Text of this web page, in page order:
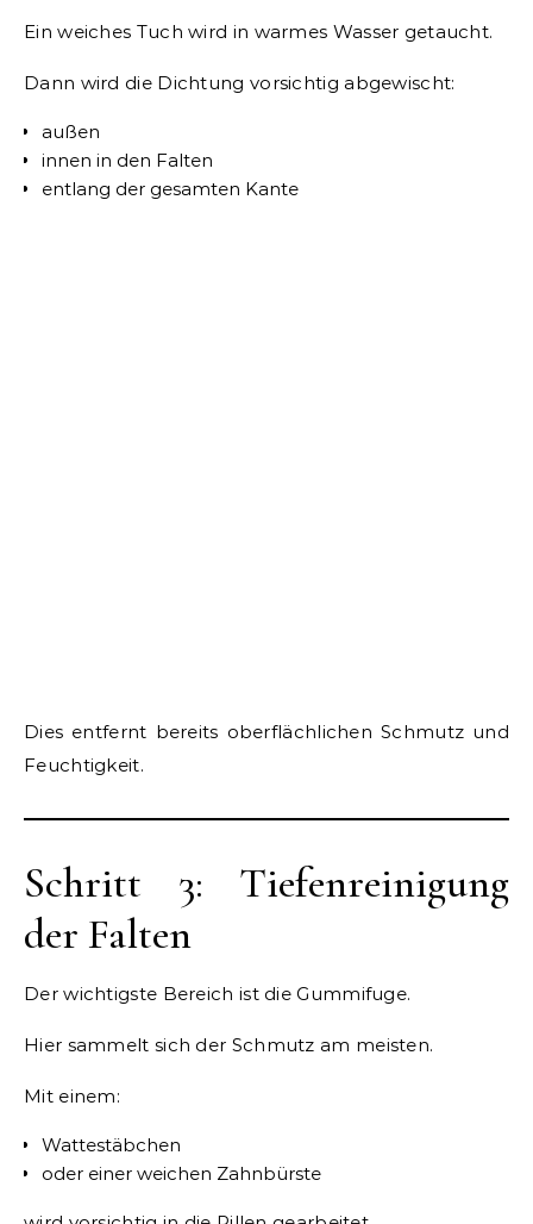
Ein weiches Tuch wird in warmes Wasser getaucht.
Dann wird die Dichtung vorsichtig abgewischt:
außen
innen in den Falten
entlang der gesamten Kante
Dies entfernt bereits oberflächlichen Schmutz und
Feuchtigkeit.
Schritt 3: Tiefenreinigung
der Falten
Der wichtigste Bereich ist die Gummifuge.
Hier sammelt sich der Schmutz am meisten.
Mit einem:
Wattestäbchen
oder einer weichen Zahnbürste